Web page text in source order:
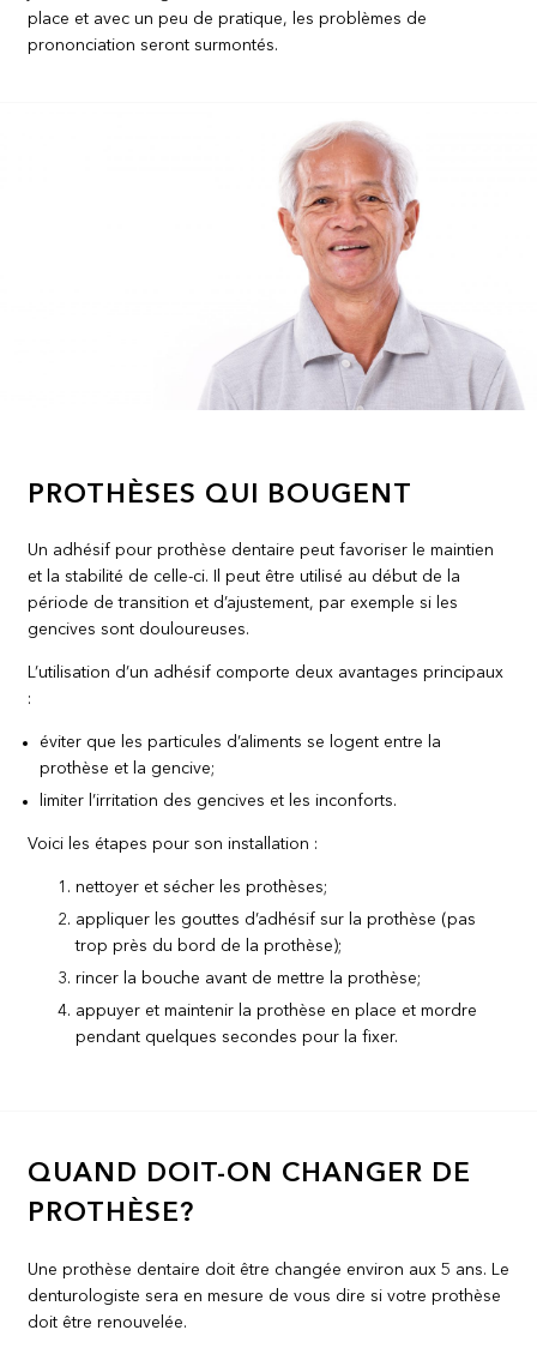
place et avec un peu de pratique, les problèmes de
prononciation seront surmontés.
PROTHÈSES QUI BOUGENT
Un adhésif pour prothèse dentaire peut favoriser le maintien
et la stabilité de celle-ci. Il peut être utilisé au début de la
période de transition et d’ajustement, par exemple si les
gencives sont douloureuses.
L’utilisation d’un adhésif comporte deux avantages principaux
:
éviter que les particules d’aliments se logent entre la
prothèse et la gencive;
limiter l’irritation des gencives et les inconforts.
Voici les étapes pour son installation :
nettoyer et sécher les prothèses;
appliquer les gouttes d’adhésif sur la prothèse (pas
trop près du bord de la prothèse);
rincer la bouche avant de mettre la prothèse;
appuyer et maintenir la prothèse en place et mordre
pendant quelques secondes pour la fixer.
QUAND DOIT-ON CHANGER DE
PROTHÈSE?
Une prothèse dentaire doit être changée environ aux 5 ans. Le
denturologiste sera en mesure de vous dire si votre prothèse
doit être renouvelée.